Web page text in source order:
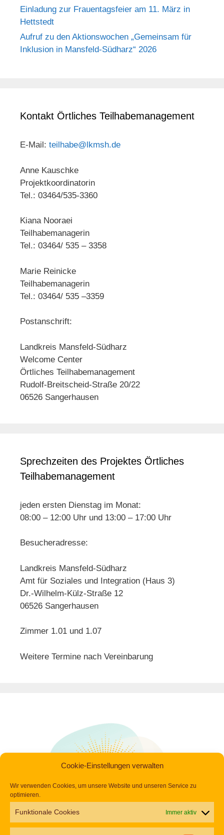
Cookie-Einstellungen verwalten
Wir verwenden Cookies, um unsere Website und unseren Service zu
optimieren.
Funktionale Cookies Immer aktiv
Einladung zur Frauentagsfeier am 11. März in
Hettstedt
Aufruf zu den Aktionswochen „Gemeinsam für
Inklusion in Mansfeld-Südharz“ 2026
Kontakt Örtliches Teilhabemanagement
E-Mail: teilhabe@lkmsh.de
Anne Kauschke
Projektkoordinatorin
Tel.: 03464/535-3360
Kiana Nooraei
Teilhabemanagerin
Tel.: 03464/ 535 – 3358
Marie Reinicke
Teilhabemanagerin
Tel.: 03464/ 535 –3359
Postanschrift:
Landkreis Mansfeld-Südharz
Welcome Center
Örtliches Teilhabemanagement
Rudolf-Breitscheid-Straße 20/22
06526 Sangerhausen
Sprechzeiten des Projektes Örtliches
Teilhabemanagement
jeden ersten Dienstag im Monat:
08:00 – 12:00 Uhr und 13:00 – 17:00 Uhr
Besucheradresse:
Landkreis Mansfeld-Südharz
Amt für Soziales und Integration (Haus 3)
Dr.-Wilhelm-Külz-Straße 12
06526 Sangerhausen
Zimmer 1.01 und 1.07
Weitere Termine nach Vereinbarung